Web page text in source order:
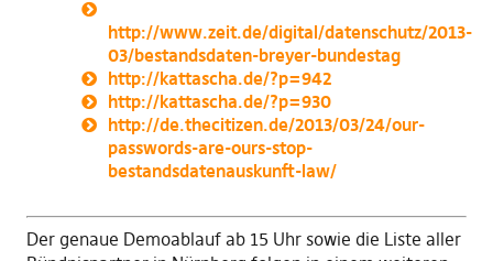
http://www.zeit.de/digital/datenschutz/2013-
03/bestandsdaten-breyer-bundestag
http://kattascha.de/?p=942
http://kattascha.de/?p=930
http://de.thecitizen.de/2013/03/24/our-
passwords-are-ours-stop-
bestandsdatenauskunft-law/
Der genaue Demoablauf ab 15 Uhr sowie die Liste aller